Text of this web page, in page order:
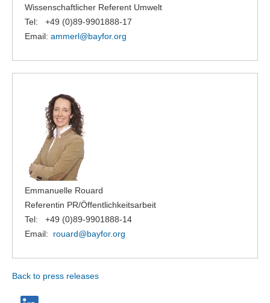
Wissenschaftlicher Referent Umwelt
Tel: +49 (0)89-9901888-17
Email: ammerl@bayfor.org
Emmanuelle Rouard
Referentin PR/Öffentlichkeitsarbeit
Tel: +49 (0)89-9901888-14
Email: rouard@bayfor.org
Back to press releases